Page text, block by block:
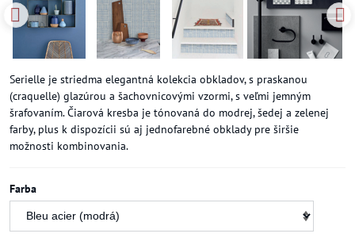
Serielle je striedma elegantná kolekcia obkladov, s praskanou
(craquelle) glazúrou a šachovnicovými vzormi, s veľmi jemným
šrafovaním. Čiarová kresba je tónovaná do modrej, šedej a zelenej
farby, plus k dispozícii sú aj jednofarebné obklady pre širšie
možnosti kombinovania.
Farba